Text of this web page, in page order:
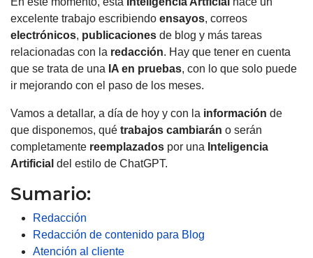
excelente trabajo escribiendo ensayos, correos
electrónicos, publicaciones de blog y más tareas
relacionadas con la redacción. Hay que tener en cuenta
que se trata de una IA en pruebas, con lo que solo puede
ir mejorando con el paso de los meses.
Vamos a detallar, a día de hoy y con la información de
que disponemos, qué trabajos cambiarán o serán
completamente reemplazados por una Inteligencia
Artificial del estilo de ChatGPT.
Sumario:
Redacción
Redacción de contenido para Blog
Atención al cliente